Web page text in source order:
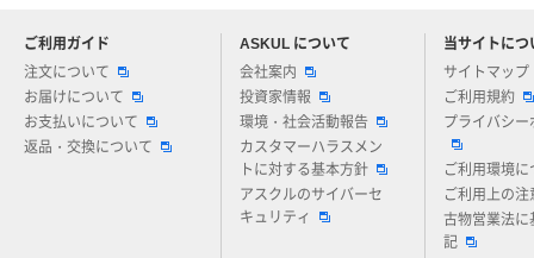
ご利用ガイド
注文について
お届けについて
お支払いについて
返品・交換について
ASKUL について
会社案内
投資家情報
環境・社会活動報告
カスタマーハラスメン
トに対する基本方針
アスクルのサイバーセ
キュリティ
当サイトにつ
サイトマップ
ご利用規約
プライバシー
ご利用環境に
ご利用上の注
古物営業法に
記
アスクルについてお気軽にご質問ください